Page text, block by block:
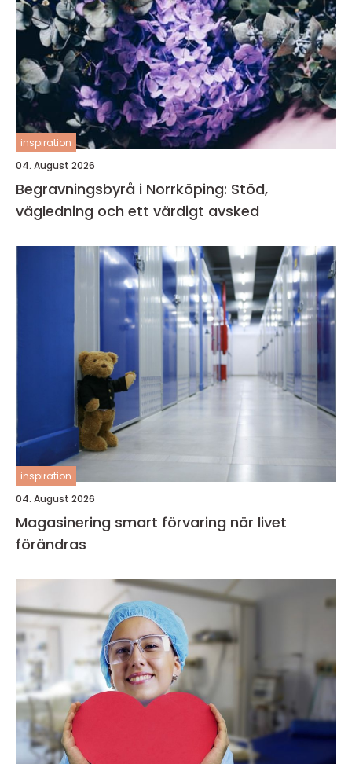
inspiration
04. August 2026
Begravningsbyrå i Norrköping: Stöd,
vägledning och ett värdigt avsked
inspiration
04. August 2026
Magasinering smart förvaring när livet
förändras